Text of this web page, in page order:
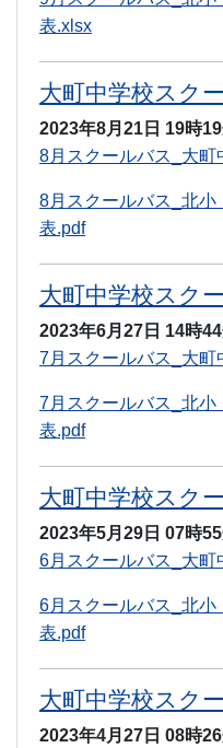
表.xlsx
大町中学校スク
2023年8月21日 19時
8月スクールバス_大
8月スクールバス_北
表.pdf
大町中学校スク
2023年6月27日 14時
7月スクールバス_大
7月スクールバス_北
表.pdf
大町中学校スク
2023年5月29日 07時
6月スクールバス_大
6月スクールバス_北
表.pdf
大町中学校スク
2023年4月27日 08時